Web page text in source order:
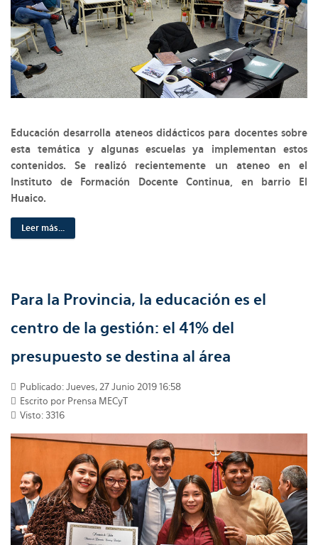
Educación desarrolla ateneos didácticos para docentes sobre
esta temática y algunas escuelas ya implementan estos
contenidos. Se realizó recientemente un ateneo en el
Instituto de Formación Docente Continua, en barrio El
Huaico.
Leer más...
Para la Provincia, la educación es el
centro de la gestión: el 41% del
presupuesto se destina al área
Publicado: Jueves, 27 Junio 2019 16:58
Escrito por Prensa MECyT
Visto: 3316